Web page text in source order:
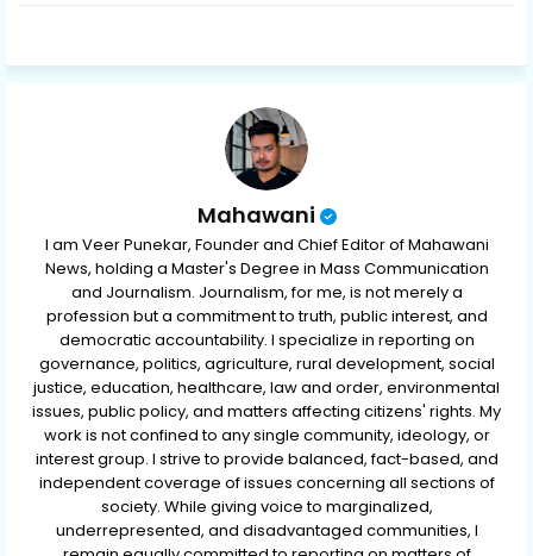
ap
Mahawani
I am Veer Punekar, Founder and Chief Editor of Mahawani
News, holding a Master's Degree in Mass Communication
and Journalism. Journalism, for me, is not merely a
profession but a commitment to truth, public interest, and
democratic accountability. I specialize in reporting on
governance, politics, agriculture, rural development, social
justice, education, healthcare, law and order, environmental
issues, public policy, and matters affecting citizens' rights. My
work is not confined to any single community, ideology, or
interest group. I strive to provide balanced, fact-based, and
independent coverage of issues concerning all sections of
society. While giving voice to marginalized,
underrepresented, and disadvantaged communities, I